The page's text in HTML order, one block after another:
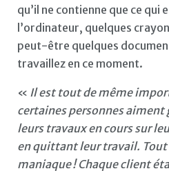
qu’il ne contienne que ce qui
l’ordinateur, quelques
peut-être quelques
travaillez en ce moment.
« Il est tout de même
certaines personnes aiment
leurs travaux en cours sur
en quittant leur travail. Tout
maniaque ! Chaque client